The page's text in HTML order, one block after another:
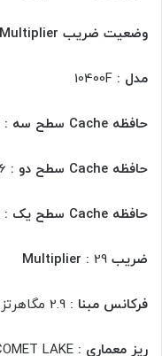
وضعیت ضریب Multiplier :
مدل :
حافظه Cache سطح سه :
حافظه Cache سطح دو :
حافظه Cache سطح یک :
ضریب Multiplier : 29
فرکانس مبنا :
ریز معماری :